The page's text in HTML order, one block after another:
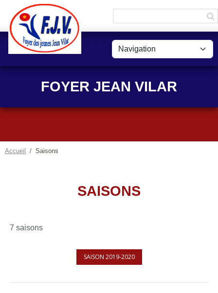
FOYER JEAN VILAR
Accueil Saisons
SAISONS
7 saisons
SAISON 2019-2020
Panneau de gestion des cookies